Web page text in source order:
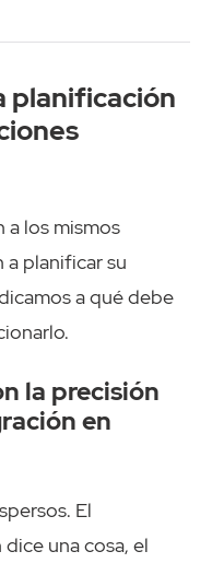
planificación
a los mismos
a planificar su
a qué debe
la precisión
en
El
una cosa, el